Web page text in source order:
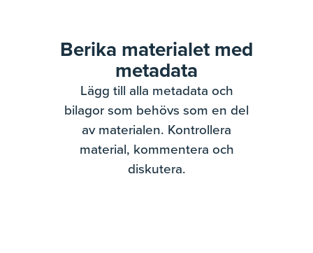
Berika materialet med
metadata
Lägg till alla metadata och
bilagor som behövs som en del
av materialen. Kontrollera
material, kommentera och
diskutera.